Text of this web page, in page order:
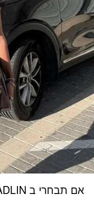
אם תבחרי ב ADLIN